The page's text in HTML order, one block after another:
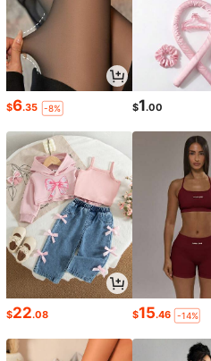
$6.35 -8% $1.00
$22.08 $15.46 -14%